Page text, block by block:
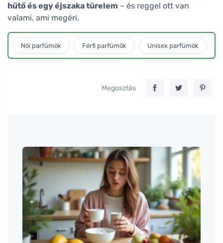
hűtő és egy éjszaka türelem – és reggel ott van
valami, ami megéri.
Női parfümök Férfi parfümök Unisex parfümök
Megosztás